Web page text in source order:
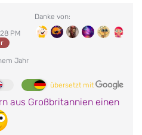
PM
Jahr
Danke von:
übersetzt mit
aus Großbritannien einen